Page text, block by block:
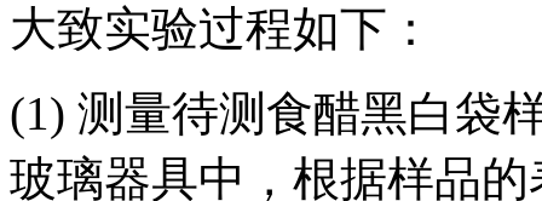
大致实验过程如下：
(1) 测量待测食醋黑白袋
玻璃器具中，根据样品